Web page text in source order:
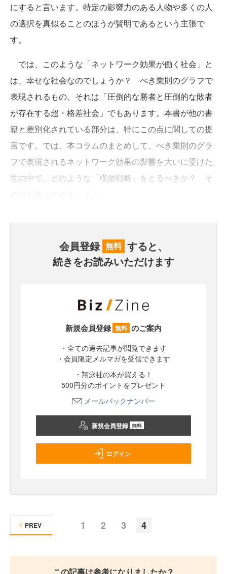
にすると言います。特定の影響力のある人物や多くの人
の選択を真似ることのほうが賢明であるという主張で
す。
では、このような「ネットワーク効果が働く社会」と
は、幸せな社会なのでしょうか？ べき乗則のグラフで
表現されるもの、それは「圧倒的な勝者と圧倒的な敗者
が存在する超・格差社会」でもあります。本書が他の書
籍と差別化されている部分は、特にこの点に関しての提
言です。では、本コラムのまとめして、べき乗則のグラ
フで表現されるネットワーク効果の影響を大いに受けた
世の中で、どのような「模倣戦略」をとるべきか？ そ
会員登録 無料 すると、
続きをお読みいただけます
新規会員登録 無料 のご案内
・全ての過去記事が閲覧できます
・会員限定メルマガを受信できます
・翔泳社の本が買える！
500円分のポイントをプレゼント
メールバックナンバー
新規会員登録 無料
ログイン
1 2 3 4
PREV